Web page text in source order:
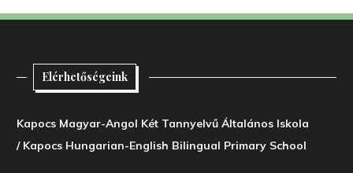
Elérhetőségeink
Kapocs Magyar-Angol Két Tannyelvű Általános Iskola
/ Kapocs Hungarian-English Bilingual Primary School